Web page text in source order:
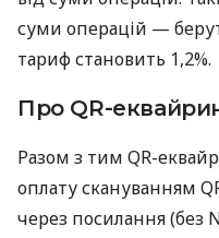
суми операцій —
тариф становить 1,2%.
Про QR-
Разом з тим QR-
оплату скануванням
через посилання (без